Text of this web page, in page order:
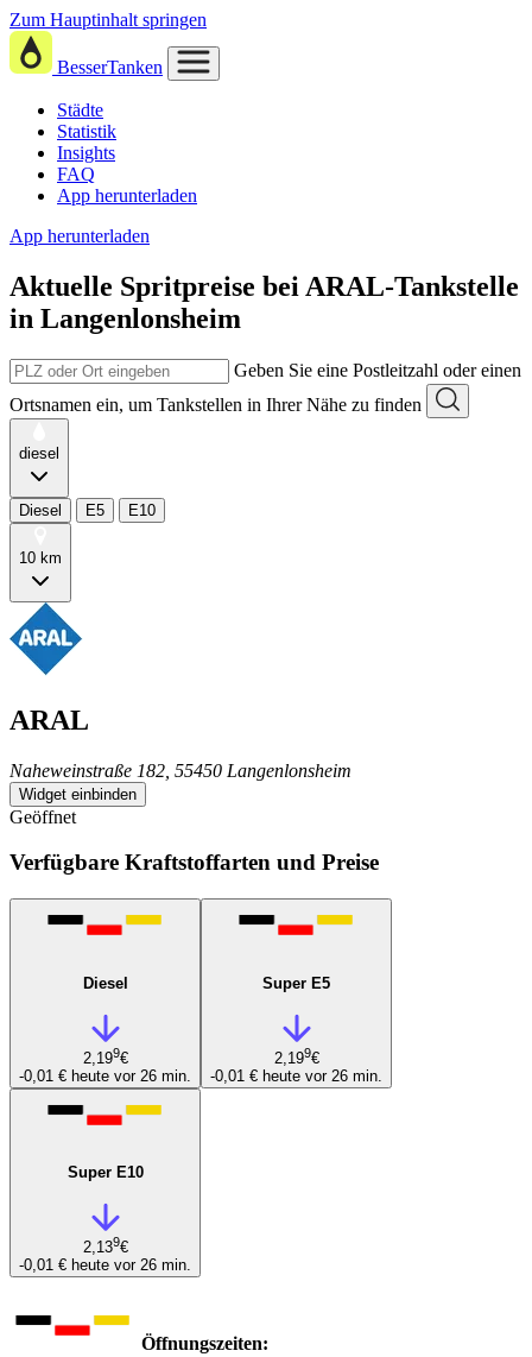
Zum Hauptinhalt springen
BesserTanken
Städte
Statistik
Insights
FAQ
App herunterladen
App herunterladen
Aktuelle Spritpreise bei ARAL-Tankstelle
in Langenlonsheim
Geben Sie eine Postleitzahl oder einen
Ortsnamen ein, um Tankstellen in Ihrer Nähe zu finden
diesel
Diesel E5 E10
10 km
ARAL
Naheweinstraße 182, 55450 Langenlonsheim
Widget einbinden
Geöffnet
Verfügbare Kraftstoffarten und Preise
Diesel
2,199€
-0,01 € heute vor 26 min.
Super E5
2,199€
-0,01 € heute vor 26 min.
Super E10
2,139€
-0,01 € heute vor 26 min.
Öffnungszeiten: